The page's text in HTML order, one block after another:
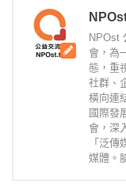
NPOst
會，為
態，重
社群、
橫向連
國際發
會，深
「泛
媒體。